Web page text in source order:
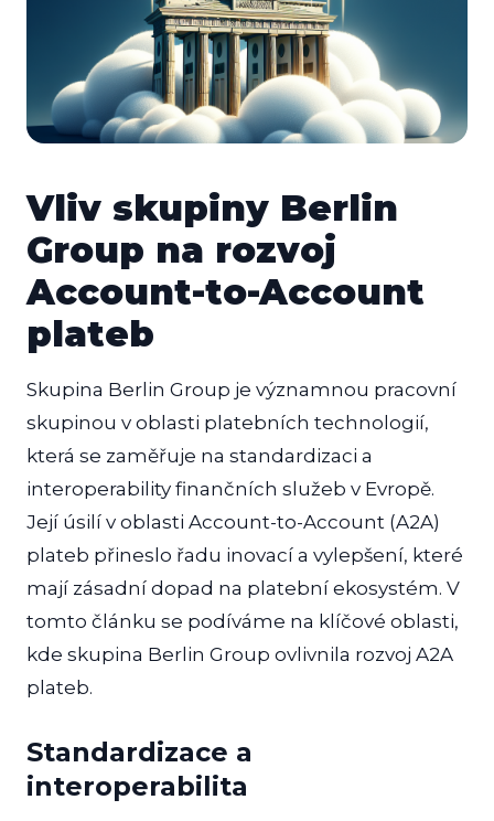
Vliv skupiny Berlin
Group na rozvoj
Account-to-Account
plateb
Skupina Berlin Group je významnou pracovní
skupinou v oblasti platebních technologií,
která se zaměřuje na standardizaci a
interoperability finančních služeb v Evropě.
Její úsilí v oblasti Account-to-Account (A2A)
plateb přineslo řadu inovací a vylepšení, které
mají zásadní dopad na platební ekosystém. V
tomto článku se podíváme na klíčové oblasti,
kde skupina Berlin Group ovlivnila rozvoj A2A
plateb.
Standardizace a
interoperabilita